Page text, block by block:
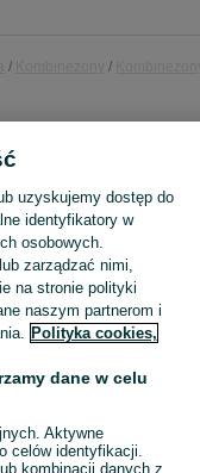
dla dziewczynki,ubranko
Zobacz
uzyskujemy dostęp do
identyfikatory w
osobowych.
zarządzać nimi,
na stronie polityki
naszym partnerom i
Polityka cookies,
dane w celu
Aktywne
celów identyfikacji.
kombinacji danych z